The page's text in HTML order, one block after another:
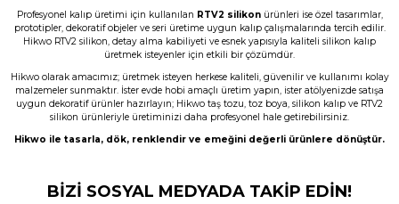
Ürün çok güzel hediye için teşekkür
ederim
Firmanın hizmet ve iletişiminden
memnunum
A... G... | 21/04/2026
Taş tozu rengi ve dokusu çok güzel ,
Profesyonel kalıp üretimi için kullanılan RTV2 silikonürünleri ise özel tasarımlar,
prototipler, dekoratif objeler ve seri üretime uygun kalıp çalışmalarında tercih edilir.
Hikwo RTV2 silikon, detay alma kabiliyeti ve esnek yapısıyla kaliteli silikon kalıp
üretmek isteyenler için etkili bir çözümdür.
Hikwo olarak amacımız; üretmek isteyen herkese kaliteli, güvenilir ve kullanımı kolay
malzemeler sunmaktır. İster evde hobi amaçlı üretim yapın, ister atölyenizde satışa
uygun dekoratif ürünler hazırlayın; Hikwo taş tozu, toz boya, silikon kalıp ve RTV2
silikon ürünleriyle üretiminizi daha profesyonel hale getirebilirsiniz.
Hikwo ile tasarla, dök, renklendir ve emeğini değerli ürünlere dönüştür.
BİZİ SOSYAL MEDYADA TAKİP EDİN!